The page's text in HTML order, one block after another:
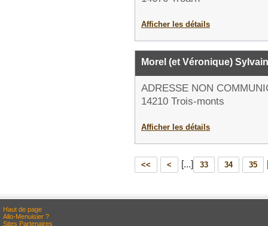
Afficher les détails
Morel (et Véronique) Sylvain
ADRESSE NON
14210 Trois-monts
Afficher les détails
<< < [...] 33 34 35
Haut de page
Allo-Menuisier ?
Sites Partenaires